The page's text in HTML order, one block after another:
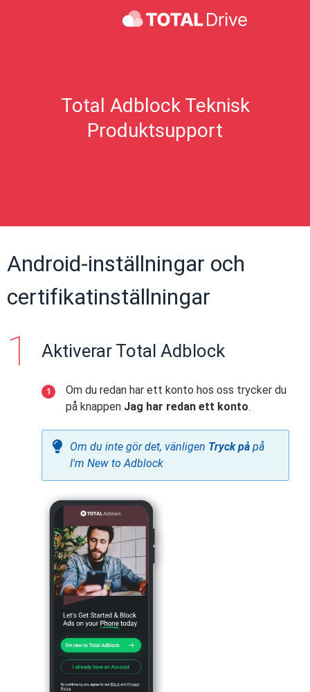
Total Adblock Teknisk
Produktsupport
Android-inställningar och
certifikatinställningar
Aktiverar Total Adblock
Om du redan har ett konto hos oss trycker du
på knappen Jag har redan ett konto.
Om du inte gör det, vänligen Tryck på på
I'm New to Adblock